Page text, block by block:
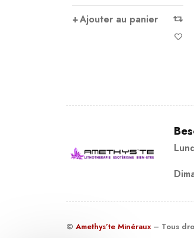
Ajouter au panier
© Amethys’te Minéraux – Tous